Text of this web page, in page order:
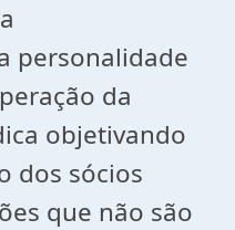
personalidade
da
objetivando
dos sócios
que não são